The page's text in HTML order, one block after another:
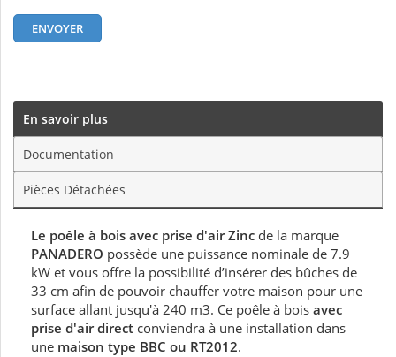
En savoir plus
Documentation
Pièces Détachées
Le poêle à bois avec prise d'air Zinc de la marque
PANADERO possède une puissance nominale de 7.9
kW et vous offre la possibilité d’insérer des bûches de
33 cm afin de pouvoir chauffer votre maison pour une
surface allant jusqu'à 240 m3. Ce poêle à bois avec
prise d'air direct conviendra à une installation dans
une maison type BBC ou RT2012.